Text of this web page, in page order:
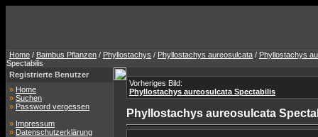
Home / Bambus Pflanzen / Phyllostachys / Phyllostachys aureosulcata / Phyllostachys
Spectabilis
Registrierte Benutzer
» Home
» Suchen
» Password vergessen
» Impressum
» Datenschutzerklärung
Vorheriges Bild:
Phyllostachys aureosulcata Spectabilis
Phyllostachys aureosulcata